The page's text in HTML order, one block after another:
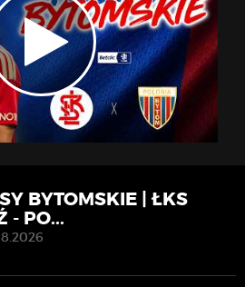
BYTOMSKIE | ŁKS
- PO...